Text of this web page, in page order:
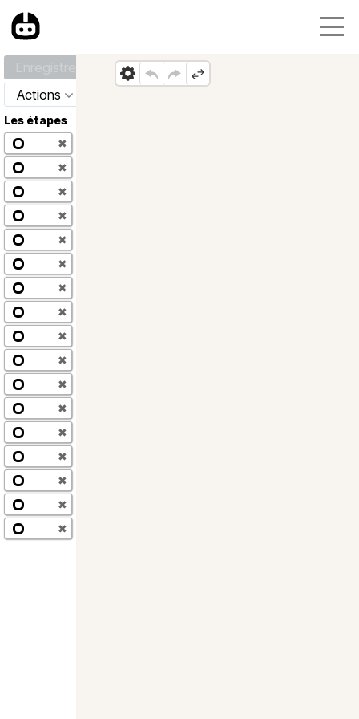
Actions
Les étapes
✖
✖
✖
✖
✖
✖
✖
✖
✖
✖
✖
✖
✖
✖
✖
✖
✖